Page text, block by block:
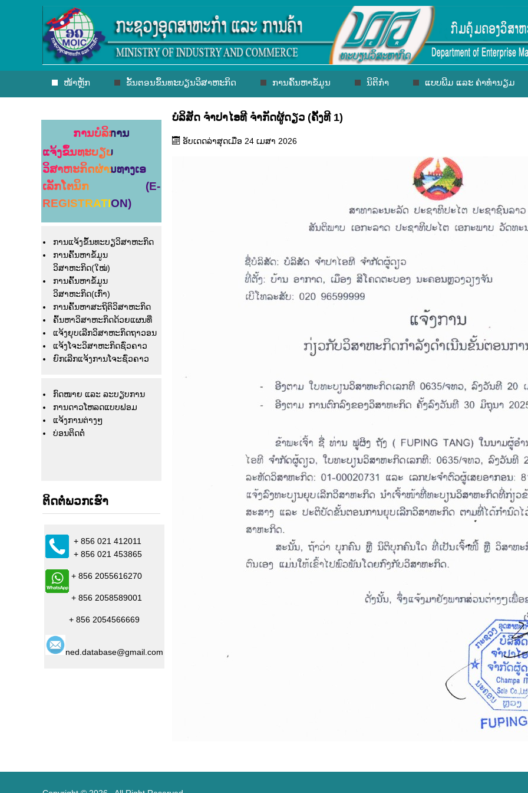
ໜ້າຫຼັກ ຂັ້ນຕອນຂຶ້ນທະບຽນວິສາຫະກິດ ການຄົ້ນຫາຂໍ້ມູນ ນິຕິກຳ ແບບພີມ ແລະ ຄ່າທຳນຽມ
ການບໍລິການ
ແຈ້ງຂຶ້ນທະບຽບ
ວິສາຫະກິດຜ່ານທາງເອ
ເລັກໂຕນິກ (E-
REGISTRATION)
ການແຈ້ງຂຶ້ນທະບຽວິສາຫະກິດ
ການຄົ້ນຫາຂໍ້ມູນ
ວິສາຫະກິດ(ໃໝ່)
ການຄົ້ນຫາຂໍ້ມູນ
ວິສາຫະກິດ(ເກົ່າ)
ການຄົ້ນຫາສະຖິຕິວິສາຫະກິດ
ຄົ້ນຫາວິສາຫະກິດດ້ວຍແຜນທີ່
ແຈ້ງຍຸບເລີກວິສາຫະກິດຖາວອນ
ແຈ້ງໂຈະວິສາຫະກິດຊົ່ວຄາວ
ຍົກເລີກແຈ້ງການໂຈະຊົ່ວຄາວ
ກົດໜາຍ ແລະ ລະບຽບການ
ການດາວໂຫລດແບບຟອມ
ແຈ້ງ​ການ​ຕ່າງໆ
ບ່ອນຕິດຕໍ່
ຕິດຕໍ່ພວກເຮົາ
+ 856 021 412011
+ 856 021 453865
+ 856 2055616270
+ 856 2058589001
+ 856 2054566669
ned.database@gmail.com
ບໍລິສັດ ຈຳປາໄອທີ ຈຳກັດຜູ້ດຽວ (ຄັ້ງທີ 1)
ອັບເດດລ່າສຸດເມື່ອ 24 ເມສາ 2026